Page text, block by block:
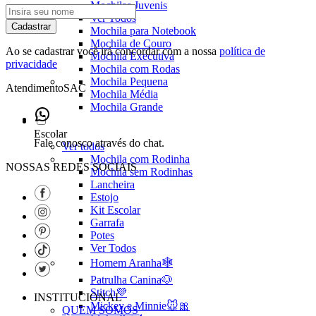
Mochilas Juvenis
Ver Todos
Mochila para Notebook
Mochila de Couro
Mochila Executiva
Mochila com Rodas
Mochila Pequena
Mochila Média
Mochila Grande
Escolar
Ver todos
Mochila com Rodinha
Mochila sem Rodinhas
Lancheira
Estojo
Kit Escolar
Garrafa
Potes
Ver Todos
Homem Aranha🕸️
Patrulha Canina🐶
Stitch💜
Mickey e Minnie🐭🎀
Cadastrar
Ao se cadastrar você irá concordar com a nossa política de
privacidade
AtendimentoSAC
Fale conosco através do chat.
NOSSAS REDES SOCIAIS
INSTITUCIONAL
QUEM SOMOS